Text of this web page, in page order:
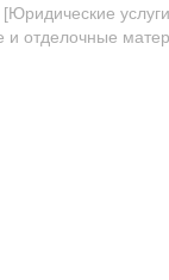
[Юридические услуги
и отделочные